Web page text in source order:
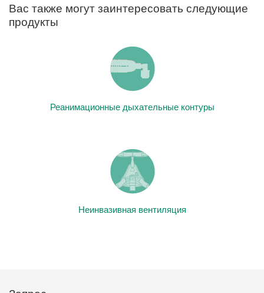
Вас также могут заинтересовать следующие
продукты
Реанимационные дыхательные контуры
Неинвазивная вентиляция